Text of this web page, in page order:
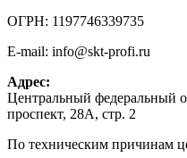
ОГРН: 1197746339735
E-mail: info@skt-profi.ru
Адрес:
Центральный федеральный
проспект, 28А, стр. 2
По техническим причинам